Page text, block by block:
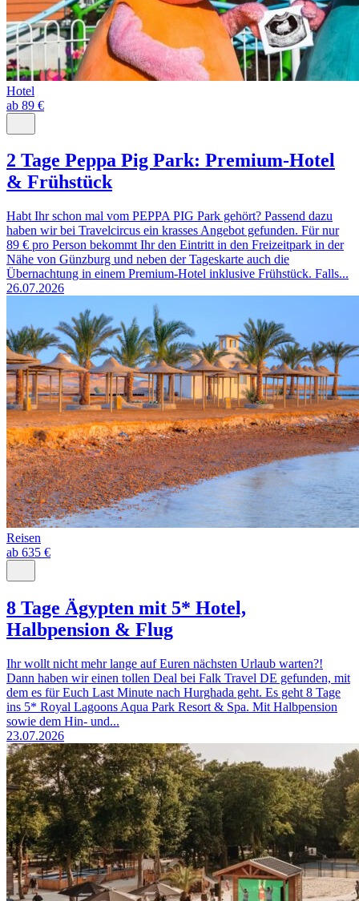
Hotel
ab 89 €
2 Tage Peppa Pig Park: Premium-Hotel
& Frühstück
Habt Ihr schon mal vom PEPPA PIG Park gehört? Passend dazu
haben wir bei Travelcircus ein krasses Angebot gefunden. Für nur
89 € pro Person bekommt Ihr den Eintritt in den Freizeitpark in der
Nähe von Günzburg und neben der Tageskarte auch die
Übernachtung in einem Premium-Hotel inklusive Frühstück. Falls...
26.07.2026
Reisen
ab 635 €
8 Tage Ägypten mit 5* Hotel,
Halbpension & Flug
Ihr wollt nicht mehr lange auf Euren nächsten Urlaub warten?!
Dann haben wir einen tollen Deal bei Falk Travel DE gefunden, mit
dem es für Euch Last Minute nach Hurghada geht. Es geht 8 Tage
ins 5* Royal Lagoons Aqua Park Resort & Spa. Mit Halbpension
sowie dem Hin- und...
23.07.2026